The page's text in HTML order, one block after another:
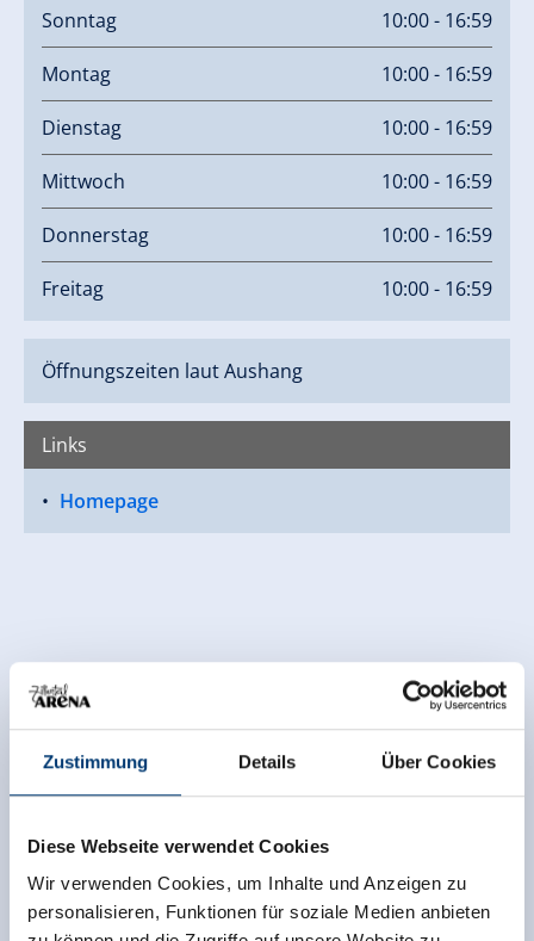
Zustimmung Details Über Cookies
Diese Webseite verwendet Cookies
Wir verwenden Cookies, um Inhalte und Anzeigen zu
personalisieren, Funktionen für soziale Medien anbieten
Sonntag 10:00 - 16:59
Montag 10:00 - 16:59
Dienstag 10:00 - 16:59
Mittwoch 10:00 - 16:59
Donnerstag 10:00 - 16:59
Freitag 10:00 - 16:59
Öffnungszeiten laut Aushang
Links
Homepage